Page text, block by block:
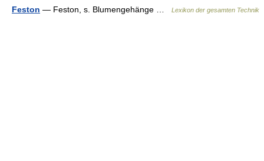
Feston — Feston, s. Blumengehänge … Lexikon der gesamten Technik